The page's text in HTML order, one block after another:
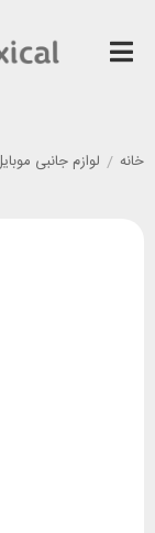
خانه / لوازم جانبی